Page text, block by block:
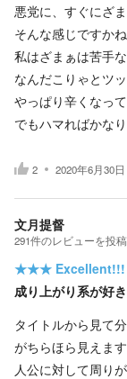
悪党に、すぐにざ
そんな感じですかね
私はざまぁは苦手
なんだこりゃとツ
やっぱり辛くなっ
でもハマればかな
2 2020年6月30日
文月提督
291件のレビューを投稿
★★★ Excellent!!!
成り上がり系が好
タイトルから見て
がちらほら見えま
人公に対して周り